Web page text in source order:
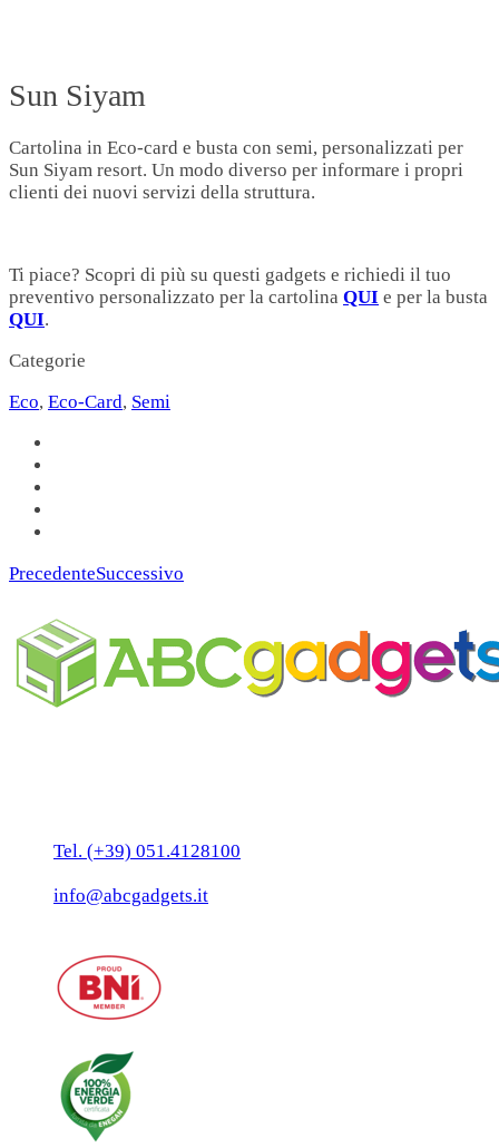
Sun Siyam
Cartolina in Eco-card e busta con semi, personalizzati per
Sun Siyam resort. Un modo diverso per informare i propri
clienti dei nuovi servizi della struttura.
Ti piace? Scopri di più su questi gadgets e richiedi il tuo
preventivo personalizzato per la cartolina QUI e per la busta
QUI.
Categorie
Eco, Eco-Card, Semi
PrecedenteSuccessivo
Tel. (+39) 051.4128100
info@abcgadgets.it